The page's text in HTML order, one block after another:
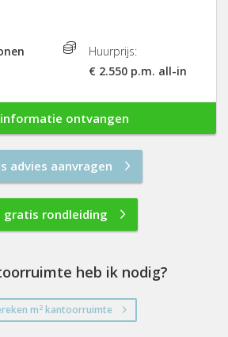
Huurprijs:
€ 2.550 p.m. all-in
ontvangen
advies aanvragen
gratis rondleiding
heb ik nodig?
m2kantoorruimte